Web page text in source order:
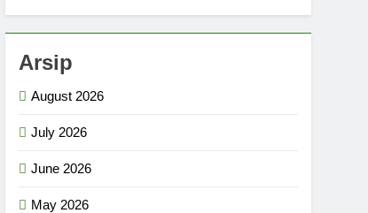
Arsip
August 2026
July 2026
June 2026
May 2026